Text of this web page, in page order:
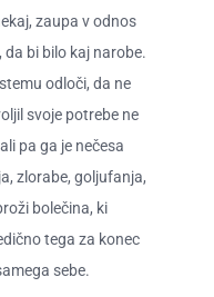
zaupa v odnos
da bi bilo kaj narobe.
odloči, da ne
svoje potrebe ne
pa ga je nečesa
zlorabe, goljufanja,
bolečina, ki
tega za konec
sebe.